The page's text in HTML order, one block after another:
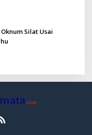
Silat Usai